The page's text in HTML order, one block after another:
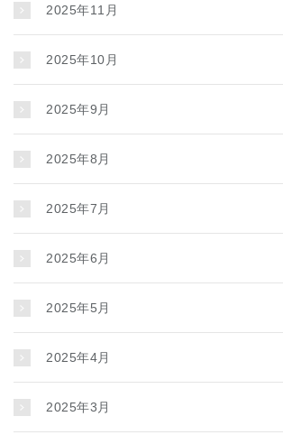
2025年11月
2025年10月
2025年9月
2025年8月
2025年7月
2025年6月
2025年5月
2025年4月
2025年3月